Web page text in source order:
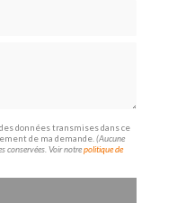
données transmises dans ce
de ma demande.(Aucune
conservées. Voir notrepolitique de